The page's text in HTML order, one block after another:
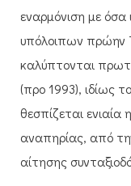
εναρμόνιση με όσα
υπόλοιπων πρώην
καλύπτονται
(προ 1993), ιδίως
θεσπίζεται
αναπηρίας, από
αίτησης